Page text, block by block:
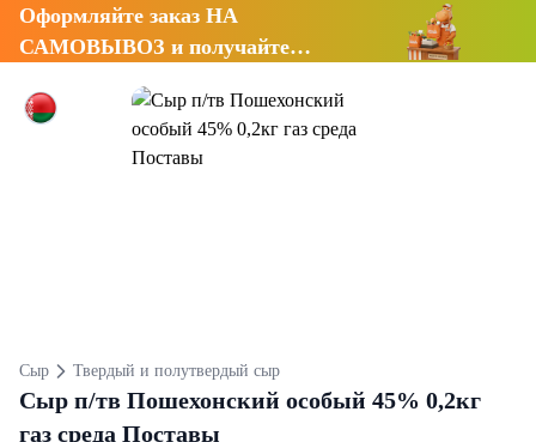
Оформляйте заказ НА
САМОВЫВОЗ и получайте
Сыр Твердый и полутвердый сыр
Сыр п/тв Пошехонский особый 45% 0,2кг
газ среда Поставы